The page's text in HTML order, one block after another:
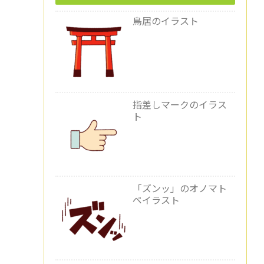
鳥居のイラスト
指差しマークのイラス
ト
「ズンッ」のオノマト
ペイラスト